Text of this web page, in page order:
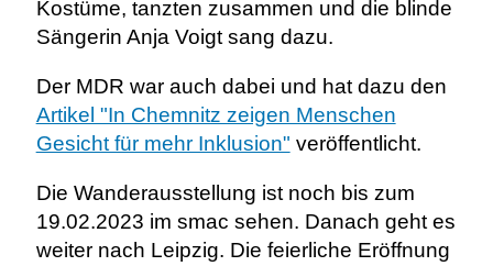
Kostüme, tanzten zusammen und die blinde
Sängerin Anja Voigt sang dazu.
Der MDR war auch dabei und hat dazu den
Artikel "In Chemnitz zeigen Menschen
Gesicht für mehr Inklusion" veröffentlicht.
Die Wanderausstellung ist noch bis zum
19.02.2023 im smac sehen. Danach geht es
weiter nach Leipzig. Die feierliche Eröffnung